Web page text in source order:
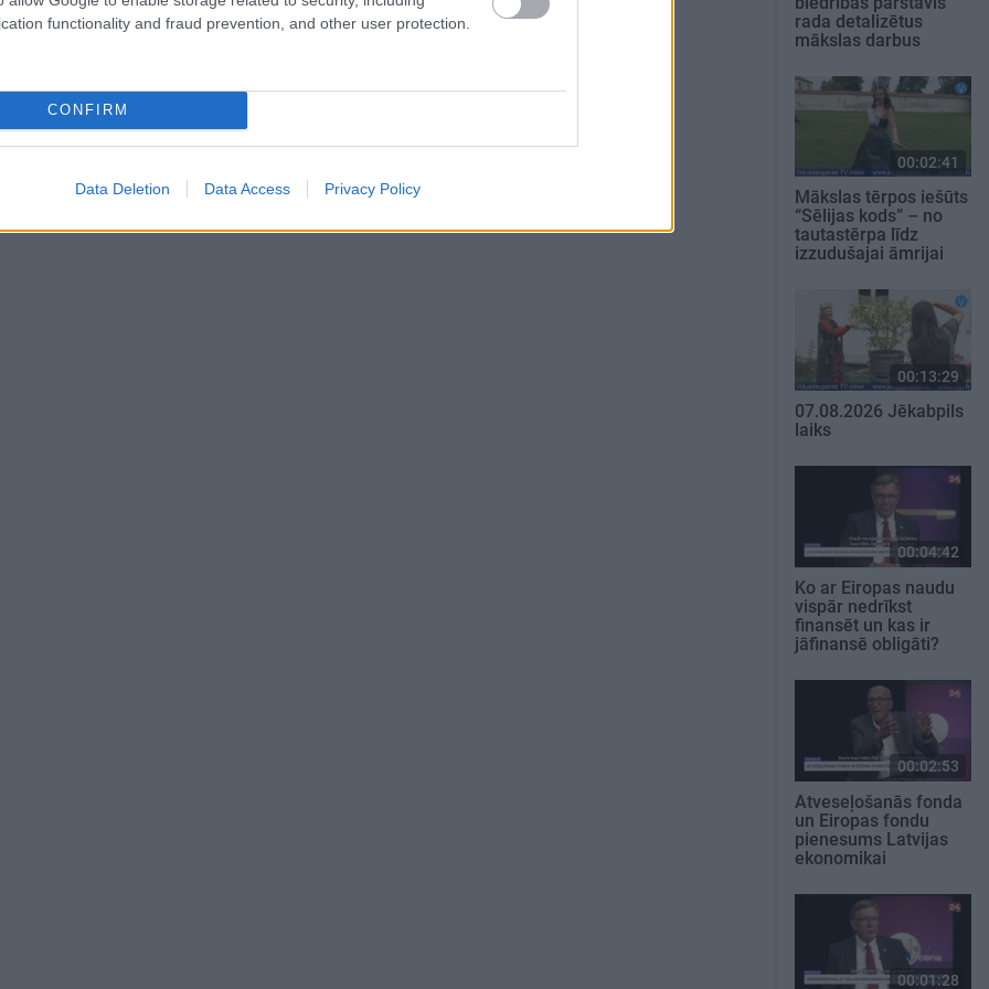
functionality and fraud prevention, and other user protection.
CONFIRM
Data Deletion Data Access Privacy Policy
rada detalizētus
mākslas darbus
00:02:41
Mākslas tērpos iešūts
“Sēlijas kods” – no
tautastērpa līdz
izzudušajai āmrijai
00:13:29
07.08.2026 Jēkabpils
laiks
00:04:42
Ko ar Eiropas naudu
vispār nedrīkst
finansēt un kas ir
jāfinansē obligāti?
00:02:53
Atveseļošanās fonda
un Eiropas fondu
pienesums Latvijas
ekonomikai
00:01:28